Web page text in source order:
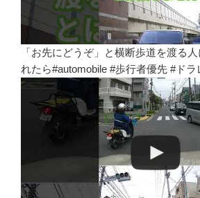
「お先にどうぞ」と横断歩道を渡る
れたら#automobile #歩行者優先 #ドラ